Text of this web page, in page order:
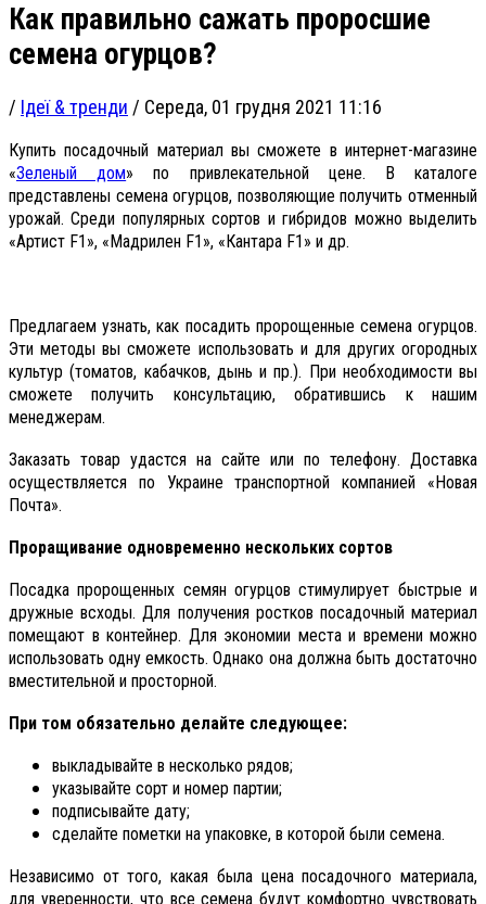
Как правильно сажать проросшие
семена огурцов?
/ Ідеї & тренди / Середа, 01 грудня 2021 11:16
Купить посадочный материал вы сможете в интернет-магазине
«Зеленый дом» по привлекательной цене. В каталоге
представлены семена огурцов, позволяющие получить отменный
урожай. Среди популярных сортов и гибридов можно выделить
«Артист F1», «Мадрилен F1», «Кантара F1» и др.
Предлагаем узнать, как посадить пророщенные семена огурцов.
Эти методы вы сможете использовать и для других огородных
культур (томатов, кабачков, дынь и пр.). При необходимости вы
сможете получить консультацию, обратившись к нашим
менеджерам.
Заказать товар удастся на сайте или по телефону. Доставка
осуществляется по Украине транспортной компанией «Новая
Почта».
Проращивание одновременно нескольких сортов
Посадка пророщенных семян огурцов стимулирует быстрые и
дружные всходы. Для получения ростков посадочный материал
помещают в контейнер. Для экономии места и времени можно
использовать одну емкость. Однако она должна быть достаточно
вместительной и просторной.
При том обязательно делайте следующее:
выкладывайте в несколько рядов;
указывайте сорт и номер партии;
подписывайте дату;
сделайте пометки на упаковке, в которой были семена.
Независимо от того, какая была цена посадочного материала,
для уверенности, что все семена будут комфортно чувствовать